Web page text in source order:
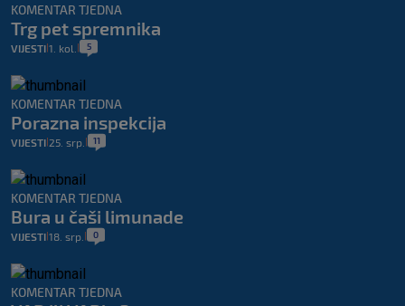
KOMENTAR TJEDNA
Trg pet spremnika
VIJESTI 1. kol. 5
KOMENTAR TJEDNA
Porazna inspekcija
VIJESTI 25. srp. 11
KOMENTAR TJEDNA
Bura u čaši limunade
VIJESTI 18. srp. 0
KOMENTAR TJEDNA